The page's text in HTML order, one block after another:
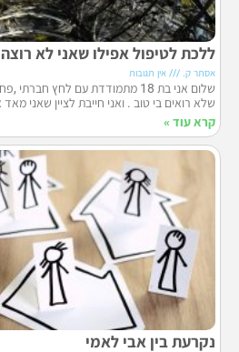
ללכת לטיפול אפילו שאני לא
אסתר ק. אין תגובות
שלום אני בת 18 מתמודדת עם לחץ
שלא רואים בי טוב . ואני חייבת לציין שאני
קרא עוד »
נקרעת בין אבי לאמי